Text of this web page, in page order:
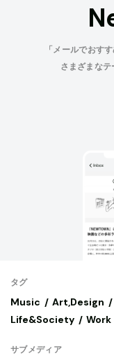
「メールでおす
さまざまなテ
タグ
Music Art,Design
Life&Society
Work
サブメディア